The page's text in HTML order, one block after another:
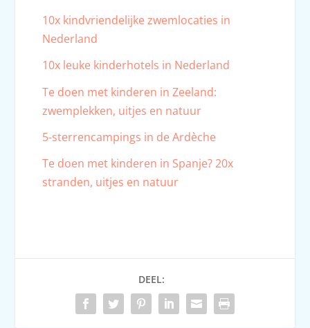
10x kindvriendelijke zwemlocaties in
Nederland
10x leuke kinderhotels in Nederland
Te doen met kinderen in Zeeland:
zwemplekken, uitjes en natuur
5-sterrencampings in de Ardèche
Te doen met kinderen in Spanje? 20x
stranden, uitjes en natuur
DEEL: